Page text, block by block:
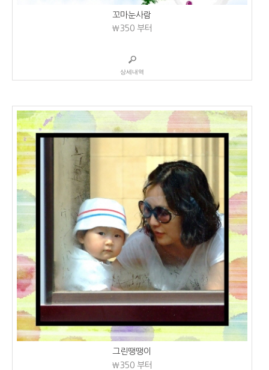
꼬마눈사람
₩350부터
상세내역
그린땡땡이
₩350부터